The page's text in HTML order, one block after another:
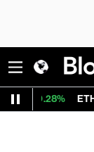
ETH/USD